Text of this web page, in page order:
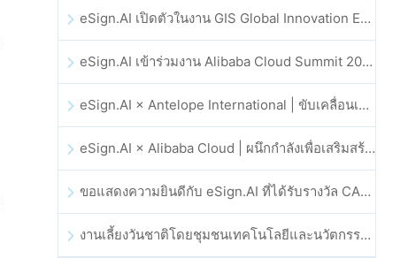
eSign.AI เปิดตัวในงาน GIS Global Innovation Exhibition 2025
eSign.AI เข้าร่วมงาน Alibaba Cloud Summit 2025 ที่ฮ่องกง เพื่อขับเคลื่อนนวัตกรรมคลาวด์ที่ขับเคลื่อนด้วย AI และความเชื่อมั่นทางดิจิทัล
eSign.AI × Antelope International | ขับเคลื่อนเวิร์กโฟลดิจิทัลที่ปลอดภัยและขับเคลื่อนด้วย AI
eSign.AI × Alibaba Cloud | ผนึกกำลังเพื่อเสริมสร้างความเชื่อมั่นดิจิทัลระดับโลกสำหรับฟินเทค
ขอแสดงความยินดีกับ eSign.AI ที่ได้รับรางวัล CAHK STAR Award 2025
งานเลี้ยงวันชาติโดยชุมชนเทคโนโลยีและนวัตกรรมฮ่องกง